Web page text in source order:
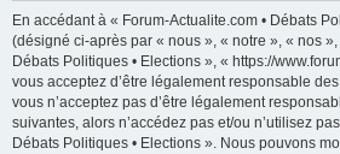
En accédant à « Forum-Actualite.com • Débats
(désigné ci-après par « nous », « notre », « nos
Débats Politiques • Elections », « https://
vous acceptez d’être légalement responsable
vous n’acceptez pas d’être légalement
suivantes, alors n’accédez pas et/ou n’utilisez
Débats Politiques • Elections ». Nous pouvons